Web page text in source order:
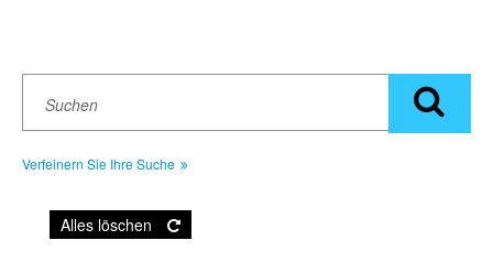
Verfeinern Sie Ihre Suche
Alles löschen